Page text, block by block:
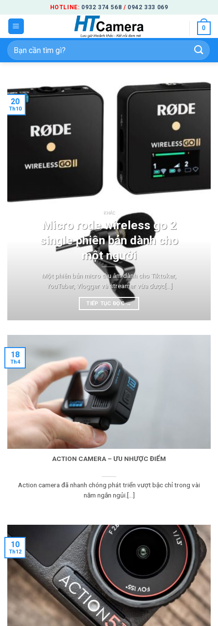
qua
nội
dung
HOTLINE: 0932 374 568 / 0942 333 069
0
Tìm
kiếm:
KHÁC
Micro rode wireless go 2
single phiên bản dành cho
một người
Một phiên bản micro thu âm dành cho Tiktoker,
YouTuber, Vlogger và streamer vừa được[...]
TIẾP TỤC ĐỌC→
20
Th10
ACTION CAMERA – ƯU NHƯỢC ĐIỂM
Action camera đã nhanh chóng phát triển vượt bậc chỉ trong vài
năm ngắn ngủi.[...]
18
Th4
10
Th12